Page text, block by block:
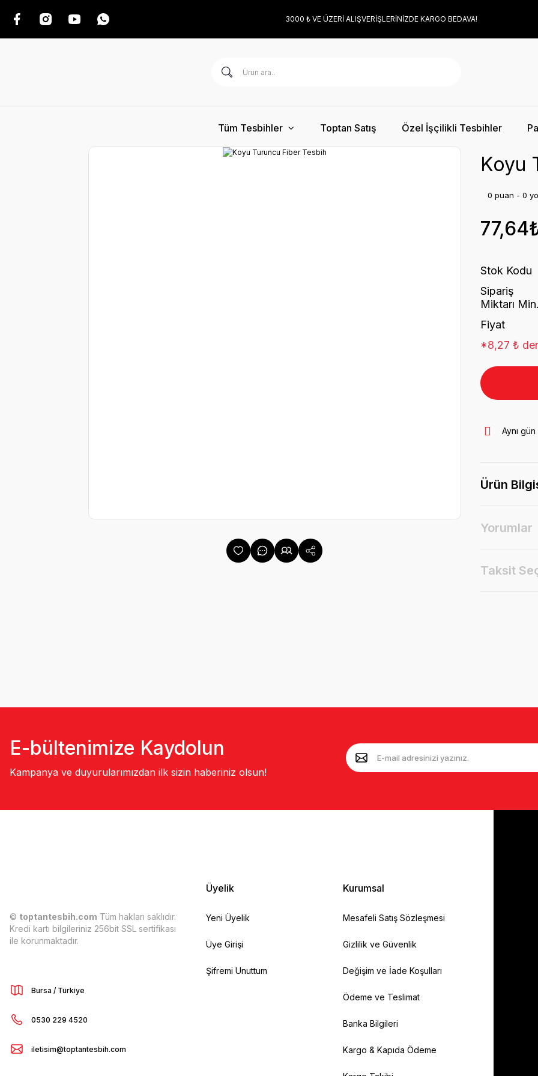
3000 ₺ VE ÜZERİ ALIŞVERİŞLERİNİZDE KARGO BEDAVA!
Tüm Tesbihler Toptan Satış Özel İşçilikli Tesbihler
Koyu
0 puan - 0
Stok Kodu
Sipariş
Miktarı Min.
Fiyat
*8,27 ₺
Aynı
Ürün
Yorumlar
Taksit
E-bültenimize Kaydolun
Kampanya ve duyurularımızdan ilk sizin haberiniz olsun!
© toptantesbih.com Tüm hakları saklıdır.
Kredi kartı bilgileriniz 256bit SSL sertifikası
ile korunmaktadır.
Bursa / Türkiye
0530 229 4520
iletisim@toptantesbih.com
Üyelik
Yeni Üyelik
Üye Girişi
Şifremi Unuttum
Kurumsal
Mesafeli Satış Sözleşmesi
Gizlilik ve Güvenlik
Değişim ve İade Koşulları
Ödeme ve Teslimat
Banka Bilgileri
Kargo & Kapıda Ödeme